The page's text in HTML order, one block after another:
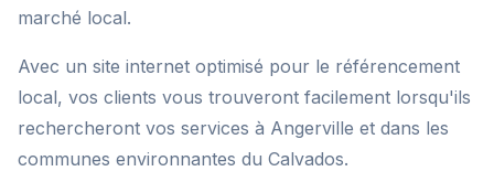
marché local.
Avec un site internet optimisé pour le référencement
local, vos clients vous trouveront facilement lorsqu'ils
rechercheront vos services à Angerville et dans les
communes environnantes du Calvados.